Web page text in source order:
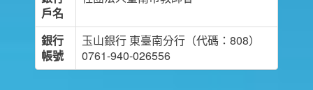
戶名
銀行
帳號
玉山銀行 東臺南分行（代碼：808）
0761-940-026556